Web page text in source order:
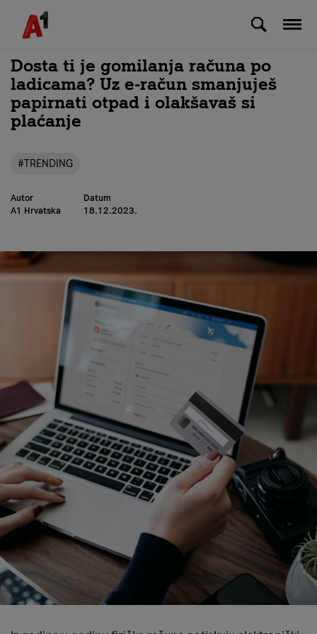
Skip to Main Content
Dosta ti je gomilanja računa po
ladicama? Uz e-račun smanjuješ
papirnati otpad i olakšavaš si
plaćanje
#TRENDING
Autor
A1 Hrvatska
Datum
18.12.2023.